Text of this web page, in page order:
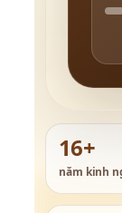
16+
năm kinh